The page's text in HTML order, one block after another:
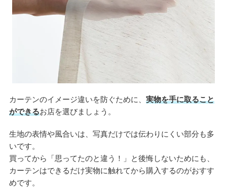
カーテンのイメージ違いを防ぐために、 実物を手に取ること
ができるお店を選びましょう。
生地の表情や風合いは、写真だけでは伝わりにくい部分も多
いです。
買ってから「思ってたのと違う！」と後悔しないためにも、
カーテンはできるだけ実物に触れてから購入するのがおすす
めです。